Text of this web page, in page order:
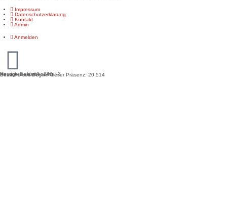
Impressum
Datenschutzerklärung
Kontakt
Admin
Anmelden
Besucher aktuell online: 2
Heutige Besuche: 246
Besuche seit Beginn dieser Präsenz: 20.514